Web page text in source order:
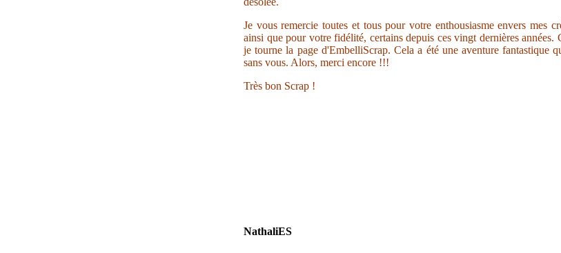
Je vous remercie toutes et tous pour votre enthousiasme envers mes
ainsi que pour votre fidélité, certains depuis ces vingt dernières années.
je tourne la page d'EmbelliScrap. Cela a été une aventure fantastique
sans vous. Alors, merci encore !!!
Très bon Scrap !
NathaliES